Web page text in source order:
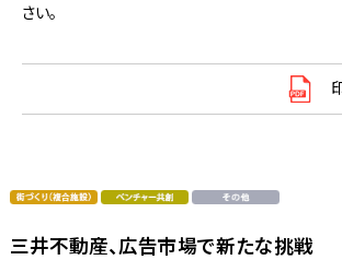
さい。
三井不動産、広告市場で新たな挑戦